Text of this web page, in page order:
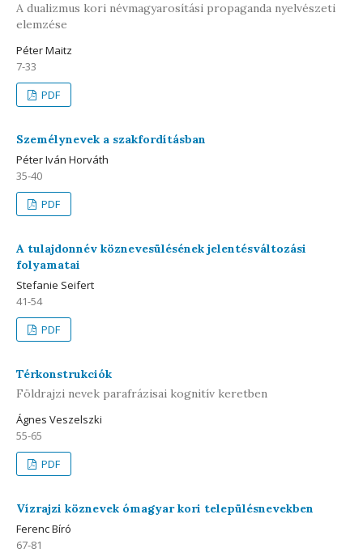
A dualizmus kori névmagyarosítási propaganda nyelvészeti
elemzése
Péter Maitz
7-33
PDF
Személynevek a szakfordításban
Péter Iván Horváth
35-40
PDF
A tulajdonnév köznevesülésének jelentésváltozási
folyamatai
Stefanie Seifert
41-54
PDF
Térkonstrukciók
Földrajzi nevek parafrázisai kognitív keretben
Ágnes Veszelszki
55-65
PDF
Vízrajzi köznevek ómagyar kori településnevekben
Ferenc Bíró
67-81